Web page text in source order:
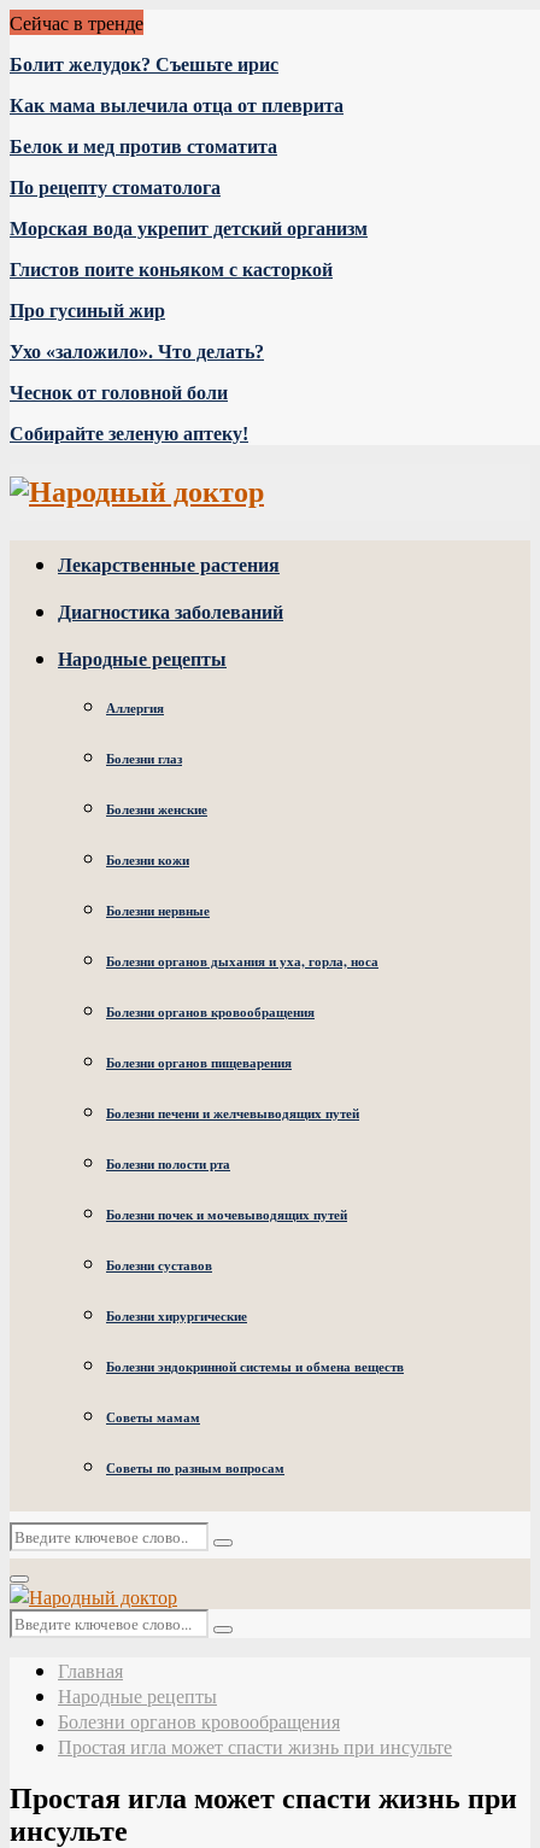
Сейчас в тренде
Болит желудок? Съешьте ирис
Как мама вылечила отца от плеврита
Белок и мед против стоматита
По рецепту стоматолога
Морская вода укрепит детский организм
Глистов поите коньяком с касторкой
Про гусиный жир
Ухо «заложило». Что делать?
Чеснок от головной боли
Собирайте зеленую аптеку!
Лекарственные растения
Диагностика заболеваний
Народные рецепты
Аллергия
Болезни глаз
Болезни женские
Болезни кожи
Болезни нервные
Болезни органов дыхания и уха, горла, носа
Болезни органов кровообращения
Болезни органов пищеварения
Болезни печени и желчевыводящих путей
Болезни полости рта
Болезни почек и мочевыводящих путей
Болезни суставов
Болезни хирургические
Болезни эндокринной системы и обмена веществ
Советы мамам
Советы по разным вопросам
Искать:
Поиск
Основное
меню
Искать:
Поиск
Главная
Народные рецепты
Болезни органов кровообращения
Простая игла может спасти жизнь при инсульте
Простая игла может спасти жизнь при
инсульте